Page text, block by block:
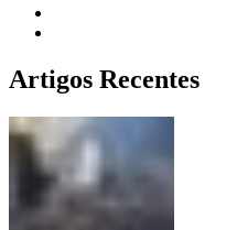
Artigos Recentes